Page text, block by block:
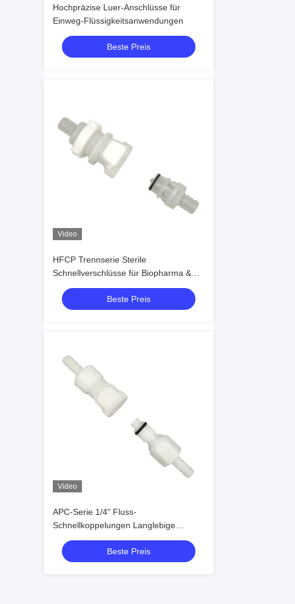
Hochpräzise Luer-Anschlüsse für
Einweg-Flüssigkeitsanwendungen
Beste Preis
Video
HFCP Trennserie Sterile
Schnellverschlüsse für Biopharma &
Zelltherapie
Beste Preis
Video
APC-Serie 1/4" Fluss-
Schnellkoppelungen Langlebige
Kunststoffflüssigkeitsanschlüsse
Beste Preis